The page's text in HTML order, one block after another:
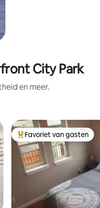
City Park
en meer.
Topfavoriet van gasten
Favoriet van gasten